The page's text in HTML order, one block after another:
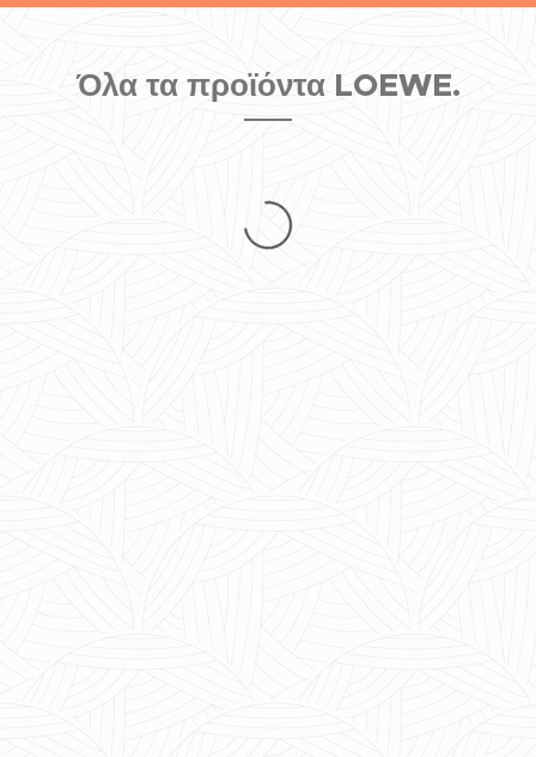
Όλα τα προϊόντα LOEWE.